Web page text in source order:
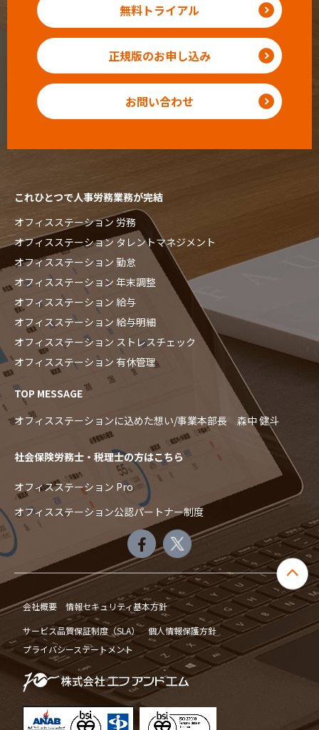
無料トライアル
正規版のお申し込み
お問い合わせ
これひとつで人事労務業務が完結
オフィスステーション 労務
オフィスステーション タレントマネジメント
オフィスステーション 勤怠
オフィスステーション 年末調整
オフィスステーション 給与
オフィスステーション 給与明細
オフィスステーション ストレスチェック
オフィスステーション 有休管理
TOP MESSAGE
オフィスステーションに込めた想い/事業本部長 森中 健斗
社会保険労務士・税理士の方はこちら
オフィスステーション Pro
オフィスステーション公認パートナー制度
会社概要
情報セキュリティ基本方針
サービス品質保証制度（SLA）
個人情報保護方針
プライバシーステートメント